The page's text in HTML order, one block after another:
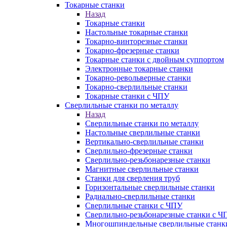
Токарные станки
Назад
Токарные станки
Настольные токарные станки
Токарно-винторезные станки
Токарно-фрезерные станки
Токарные станки с двойным суппортом
Электронные токарные станки
Токарно-револьверные станки
Токарно-сверлильные станки
Токарные станки с ЧПУ
Сверлильные станки по металлу
Назад
Сверлильные станки по металлу
Настольные сверлильные станки
Вертикально-сверлильные станки
Сверлильно-фрезерные станки
Сверлильно-резьбонарезные станки
Магнитные сверлильные станки
Станки для сверления труб
Горизонтальные сверлильные станки
Радиально-сверлильные станки
Сверлильные станки с ЧПУ
Сверлильно-резьбонарезные станки с
Многошпиндельные сверлильные